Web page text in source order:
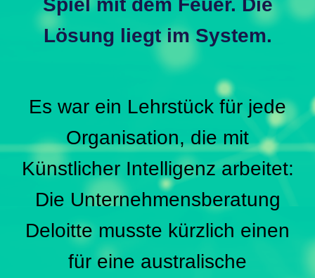
Spiel mit dem Feuer. Die
Lösung liegt im System.
Es war ein Lehrstück für jede
Organisation, die mit
Künstlicher Intelligenz arbeitet:
Die Unternehmensberatung
Deloitte musste kürzlich einen
für eine australische